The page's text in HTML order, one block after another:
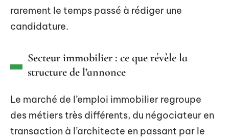
rarement le temps passé à rédiger une
candidature.
Secteur immobilier : ce que révèle la
structure de l’annonce
Le marché de l’emploi immobilier regroupe
des métiers très différents, du négociateur en
transaction à l’architecte en passant par le